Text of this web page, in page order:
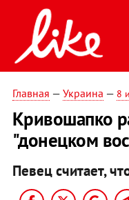
Главная — Украина — 8
Кривошапко
"донецком
Певец считает,